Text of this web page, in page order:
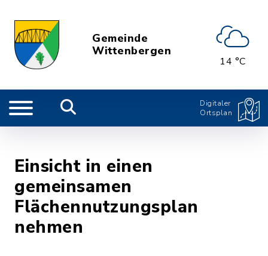
Gemeinde
Wittenbergen
14 °C
Digitaler
Ortsplan
Einsicht in einen
gemeinsamen
Flächennutzungsplan
nehmen